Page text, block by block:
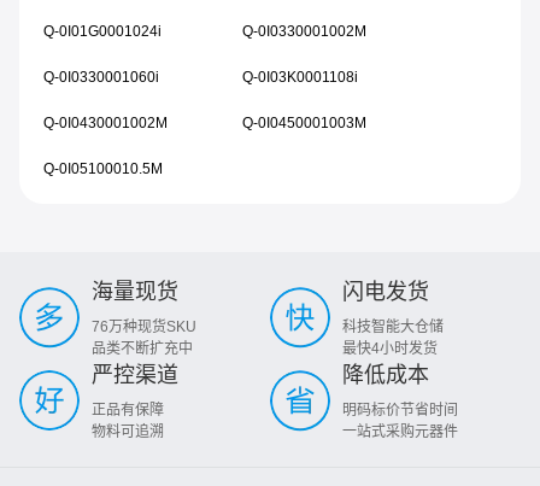
Q-0I01G0001024i Q-0I0330001002M
Q-0I0330001060i Q-0I03K0001108i
Q-0I0430001002M Q-0I0450001003M
Q-0I05100010.5M
海量现货
76万种现货SKU
品类不断扩充中
闪电发货
科技智能大仓储
最快4小时发货
严控渠道
正品有保障
物料可追溯
降低成本
明码标价节省时间
一站式采购元器件